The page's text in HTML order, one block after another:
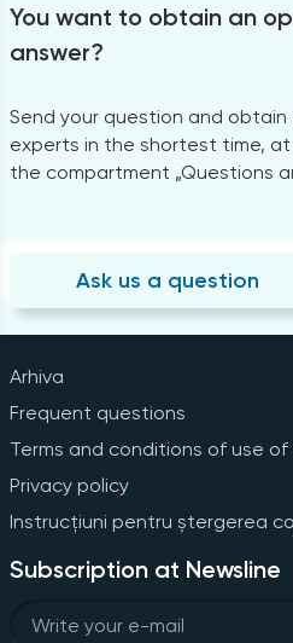
You want to obtain an
answer?
Send your question and
experts in the shortest time,
the compartment „Questions
Ask us a question
Arhiva
Frequent questions
Terms and conditions of use
Privacy policy
Instrucțiuni pentru ștergerea
Subscription at Newsline